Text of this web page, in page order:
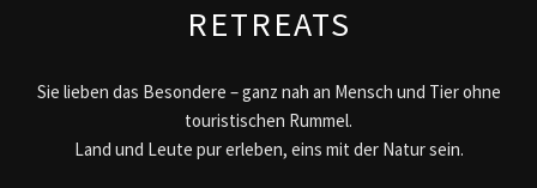
RETREATS
Sie lieben das Besondere – ganz nah an Mensch und Tier ohne
touristischen Rummel.
Land und Leute pur erleben, eins mit der Natur sein.